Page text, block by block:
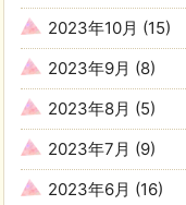
2023年10月 (15)
2023年9月 (8)
2023年8月 (5)
2023年7月 (9)
2023年6月 (16)